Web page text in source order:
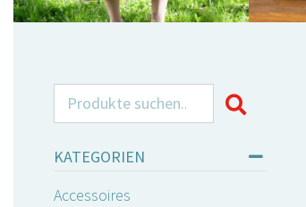
Search for:
KATEGORIEN
Accessoires